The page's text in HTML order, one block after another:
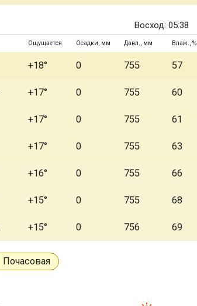
Восход: 05:38
Ощущается Осадки, мм Давл., мм Влаж., %
+18° 0 755 57
+17° 0 755 60
+17° 0 755 61
+17° 0 755 63
+16° 0 755 66
+15° 0 755 68
+15° 0 756 69
Почасовая